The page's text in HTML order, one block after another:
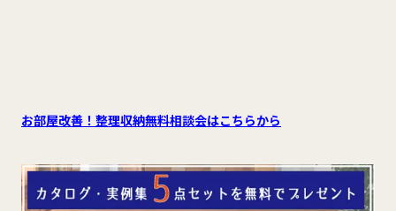
お部屋改善！整理収納無料相談会はこちらから